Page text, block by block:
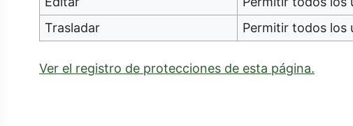
Trasladar
Permitir todos los
Ver el registro de protecciones de esta página.